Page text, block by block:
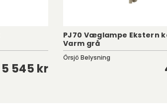
5 545 kr
PJ70 Væglampe Ekstern
Varm grå
Örsjö Belysning